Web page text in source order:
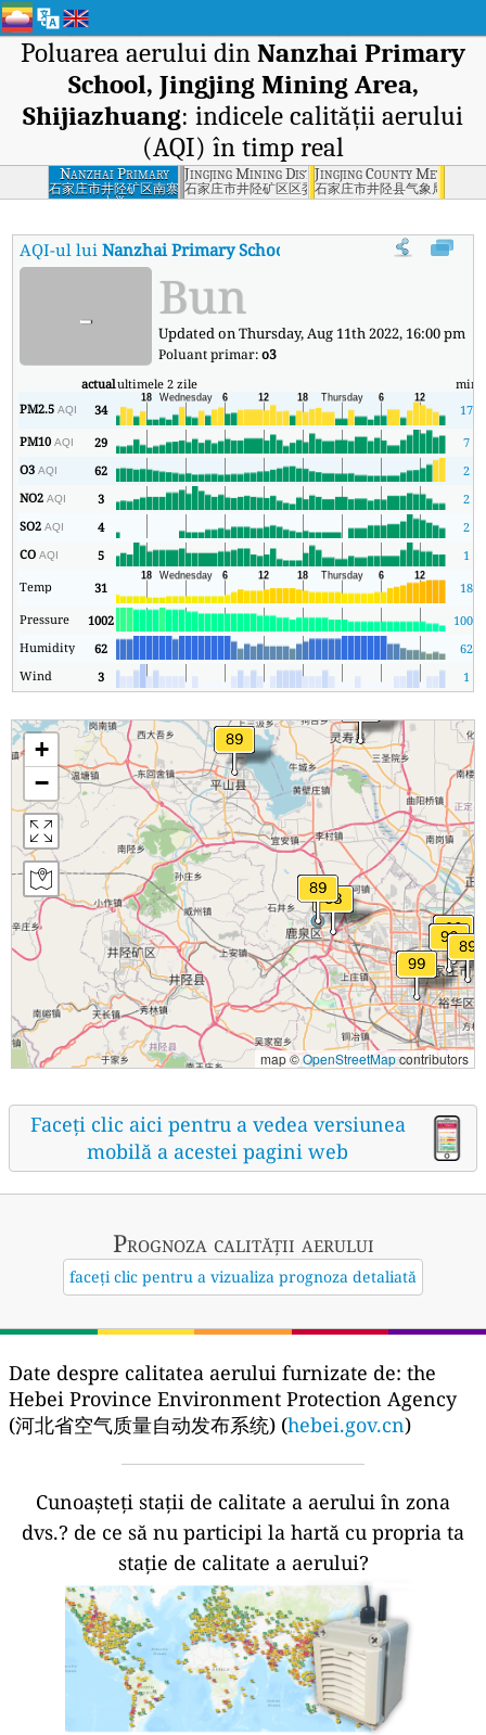
Poluarea aerului din Nanzhai Primary
School, Jingjing Mining Area,
Shijiazhuang: indicele calității aerului
(AQI) în timp real
Nanzhai Primary
School, Jingjing
Mining Area,
石家庄市井陉矿区南寨
小学
Jingjing Mining District District Committee
石家庄市井陉矿区区委大楼
Jingjing County
石家庄市井陉县气象局
AQI-ul luiNanzhai Primary School, Jingjing Mining Area,
- Bun
Updated on Thursday, Aug 11th 2022, 16:00 pm
Poluant primar:o3
actualultimele 2 zile min
PM2.5AQI 34
17
PM10AQI 29
7
O3AQI 62
2
NO2AQI 3
2
SO2AQI 4
2
COAQI 5
1
Temp
31
18
Pressure
1002 1002
Humidity
62 62
Wind
3 1
+
−
map ©OpenStreetMapcontributors
Faceți clic aici pentru a vedea versiunea
mobilă a acestei pagini web
Prognoza calității aerului
faceți clic pentru a vizualiza prognoza detaliată
Date despre calitatea aerului furnizate de: the
Hebei Province Environment Protection Agency
(河北省空气质量自动发布系统) (hebei.gov.cn)
Cunoașteți stații de calitate a aerului în zona
dvs.? de ce să nu participi la hartă cu propria ta
stație de calitate a aerului?